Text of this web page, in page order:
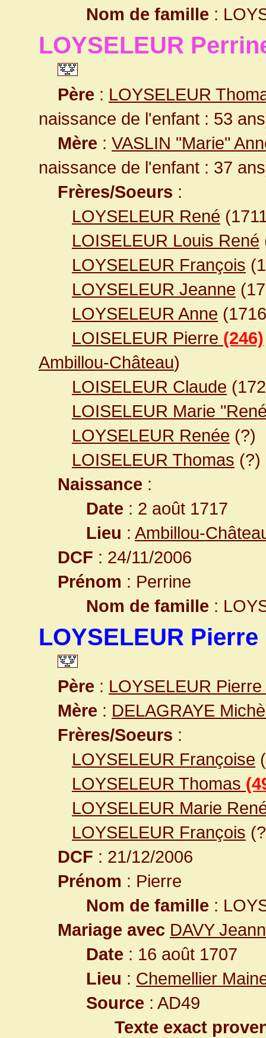
Nom de famille :
LOYSELEUR
Père : LOYSELEUR
naissance de l'enfant : 53
Mère : VASLIN "Marie"
naissance de l'enfant : 37
Frères/Soeurs :
LOYSELEUR René
LOISELEUR Louis René
LOYSELEUR François
LOYSELEUR Jeanne
LOYSELEUR Anne
LOISELEUR Pierre (246)
Ambillou-Château)
LOISELEUR Claude
LOISELEUR Marie
LOYSELEUR Renée (?)
LOISELEUR Thomas (?)
Naissance :
Date : 2 août 1717
Lieu : Ambillou-
DCF : 24/11/2006
Prénom : Perrine
Nom de famille :
LOYSELEUR Pierre
Père : LOYSELEUR Pierre
Mère : DELAGRAYE
Frères/Soeurs :
LOYSELEUR Françoise
LOYSELEUR Thomas
LOYSELEUR Marie
LOYSELEUR François
DCF : 21/12/2006
Prénom : Pierre
Nom de famille :
Mariage avec DAVY
Date : 16 août 1707
Lieu : Chemellier
Source : AD49
Texte exact